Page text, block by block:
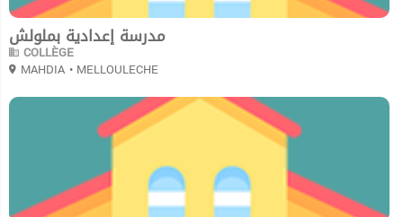
مدرسة إعدادية بملولش
COLLÈGE
MAHDIA • MELLOULECHE